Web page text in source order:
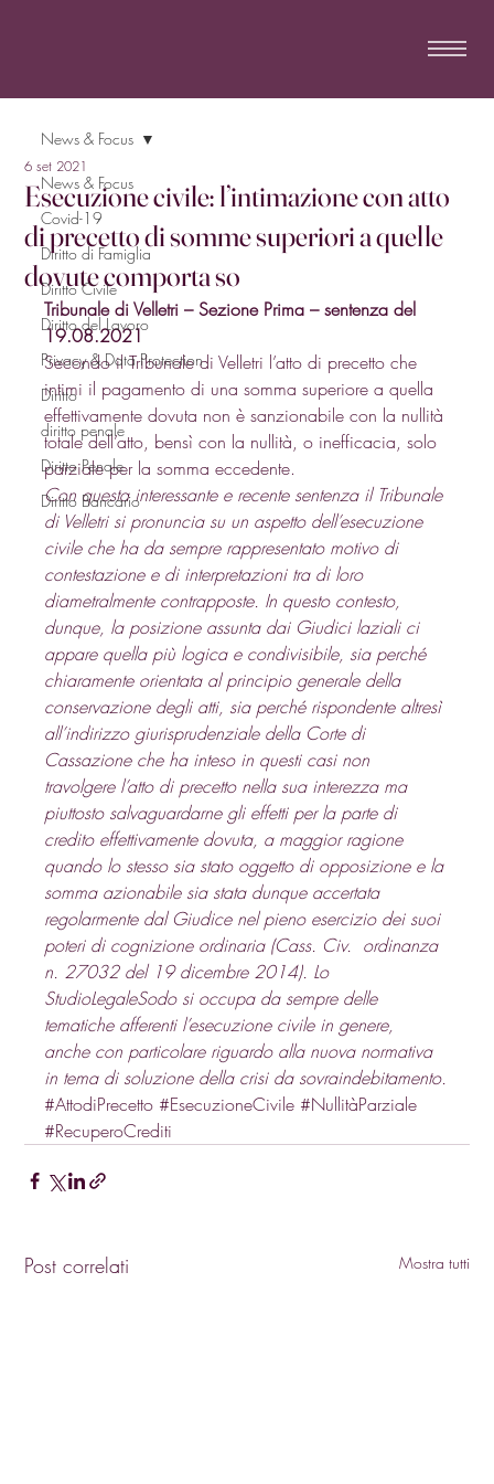
News & Focus
Covid-19
Diritto di Famiglia
Diritto Civile
Diritto del Lavoro
Privacy & Data Protection
Diritto
diritto penale
Diritto Penale
Diritto Bancario
News & Focus
Esecuzione civile: l’intimazione con atto
di precetto di somme superiori a quelle
dovute comporta so
6 set 2021
Tribunale di Velletri – Sezione Prima – sentenza del
19.08.2021
Secondo il Tribunale di Velletri l’atto di precetto che
intimi il pagamento di una somma superiore a quella
effettivamente dovuta non è sanzionabile con la nullità
totale dell’atto, bensì con la nullità, o inefficacia, solo
parziale per la somma eccedente.
Con questa interessante e recente sentenza il Tribunale
di Velletri si pronuncia su un aspetto dell’esecuzione
civile che ha da sempre rappresentato motivo di
contestazione e di interpretazioni tra di loro
diametralmente contrapposte. In questo contesto,
dunque, la posizione assunta dai Giudici laziali ci
appare quella più logica e condivisibile, sia perché
chiaramente orientata al principio generale della
conservazione degli atti, sia perché rispondente altresì
all’indirizzo giurisprudenziale della Corte di
Cassazione che ha inteso in questi casi non
travolgere l’atto di precetto nella sua interezza ma
piuttosto salvaguardarne gli effetti per la parte di
credito effettivamente dovuta, a maggior ragione
quando lo stesso sia stato oggetto di opposizione e la
somma azionabile sia stata dunque accertata
regolarmente dal Giudice nel pieno esercizio dei suoi
poteri di cognizione ordinaria (Cass. Civ.  ordinanza
n. 27032 del 19 dicembre 2014). Lo
StudioLegaleSodo si occupa da sempre delle
tematiche afferenti l’esecuzione civile in genere,
anche con particolare riguardo alla nuova normativa
in tema di soluzione della crisi da sovraindebitamento.
#AttodiPrecetto #EsecuzioneCivile #NullitàParziale
#RecuperoCrediti
Post correlati Mostra tutti